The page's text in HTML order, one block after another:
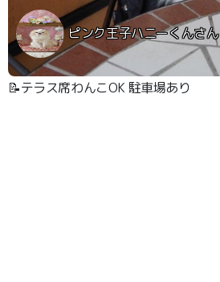
ピンク王子ハニーくんさん
📝テラス席わんこOK 駐車場あり